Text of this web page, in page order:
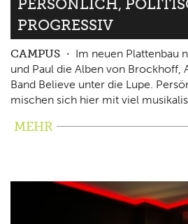
PERSÖNLICH,
PROGRESSIV
CAMPUS
Im neuen Plattenbau
und Paul die Alben von Brockhoff,
Band Believe unter die Lupe.
mischen sich hier mit viel
MEHR